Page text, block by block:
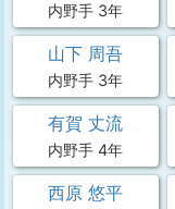
内野手 3年
山下 周吾
内野手 3年
有賀 丈流
内野手 4年
西原 悠平